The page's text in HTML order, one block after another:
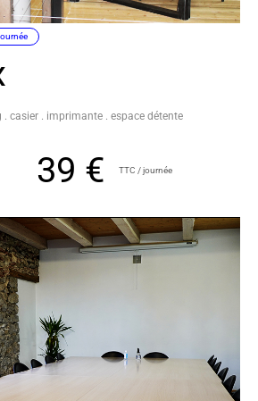
casier . imprimante . espace détente
39 € TTC / journée